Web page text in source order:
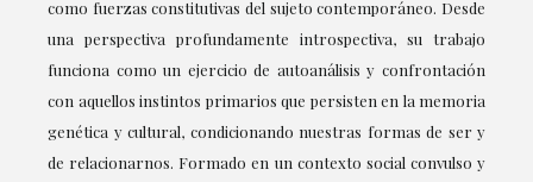
como fuerzas constitutivas del sujeto contemporáneo. Desde
una perspectiva profundamente introspectiva, su trabajo
funciona como un ejercicio de autoanálisis y confrontación
con aquellos instintos primarios que persisten en la memoria
genética y cultural, condicionando nuestras formas de ser y
de relacionarnos. Formado en un contexto social convulso y